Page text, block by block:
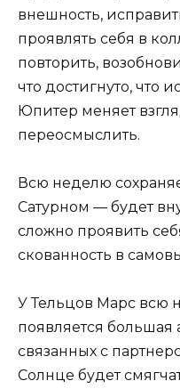
внешность,
проявлять себя в
повторить,
что достигнуто, что
Юпитер меняет
переосмыслить.
Всю неделю
Сатурном — будет
сложно проявить
скованность в
У Тельцов Марс всю
появляется большая
связанных с
Солнце будет